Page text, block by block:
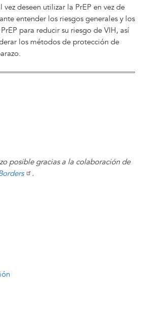
deseen utilizar la PrEP en vez de
entender los riesgos generales y los
para reducir su riesgo de VIH, así
los métodos de protección de
posible gracias a la colaboración de
.